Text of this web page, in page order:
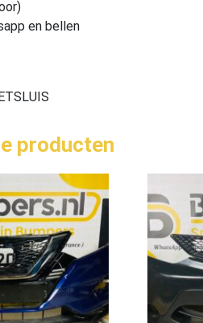
en bellen
producten